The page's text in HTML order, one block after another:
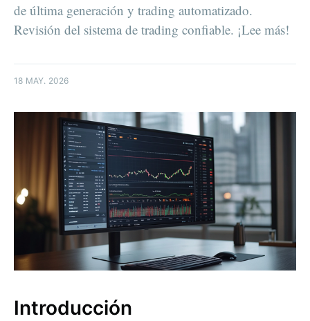
de última generación y trading automatizado.
Revisión del sistema de trading confiable. ¡Lee más!
18 MAY. 2026
Introducción